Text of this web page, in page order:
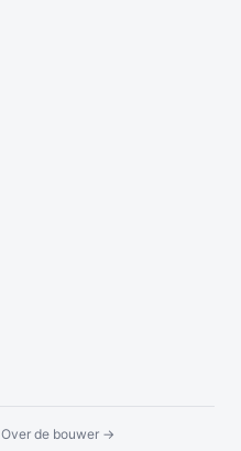
Over de bouwer →